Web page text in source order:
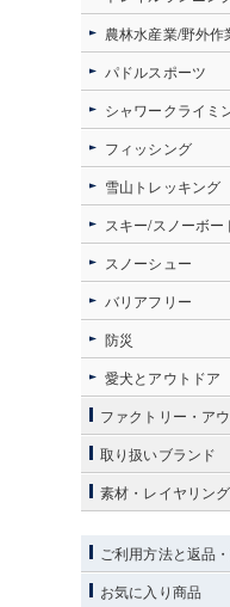
農林水産業/野外作
パドルスポーツ
シャワークライミ
フィッシング
雪山トレッキング
スキー/スノーボー
スノーシュー
バリアフリー
防災
愛犬とアウトドア
ファクトリー・ア
取り扱いブランド
素材・レイヤリン
ご利用方法と返品
お気に入り商品